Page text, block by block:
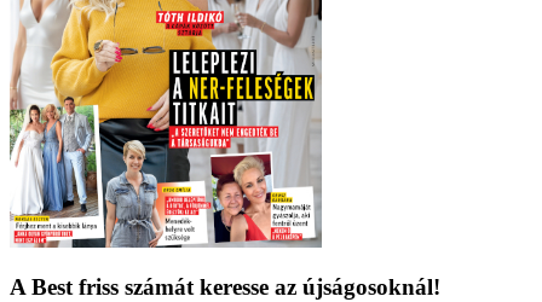
A Best friss számát keresse az újságosoknál!